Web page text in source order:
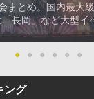
まとめ。国内最大
長岡」など大型イ
● ● ● ● ● ●
ング